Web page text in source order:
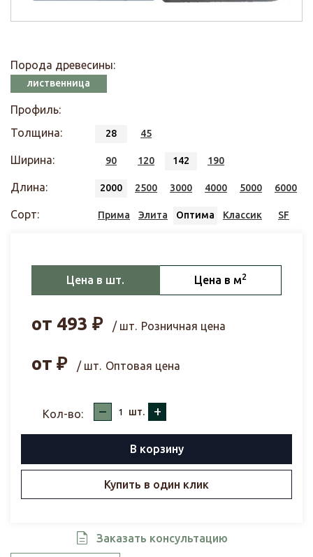
Порода древесины:
лиственница
Профиль:
Толщина:
28 45
Ширина: 90 120 142 190
Длина: 2000 2500 3000 4000 5000 6000
Сорт: Прима Элита Оптима Классик SF
Цена в шт. Цена в м2
от 493 ₽ / шт. Розничная цена
от ₽ / шт. Оптовая цена
Кол-во: – шт. +
В корзину
Купить в один клик
Заказать консультацию